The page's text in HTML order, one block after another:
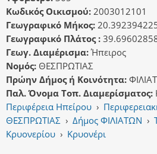
Κωδικός Οικισμού: 2003012101
Γεωγραφικό Μήκος:
Γεωγραφικό Πλάτος :
Γεωγ. Διαμέρισμα:Ήπειρος
Νομός: ΘΕΣΠΡΩΤΙΑΣ
Πρώην Δήμος ή Κοινότητα:
Παλ. Όνομα Τοπ. Διαμερίσματος:
Περιφέρεια Ηπείρου ›
ΘΕΣΠΡΩΤΙΑΣ › Δήμος ΦΙΛΙΑΤΩΝ ›
Κρυονερίου › Κρυονέρι